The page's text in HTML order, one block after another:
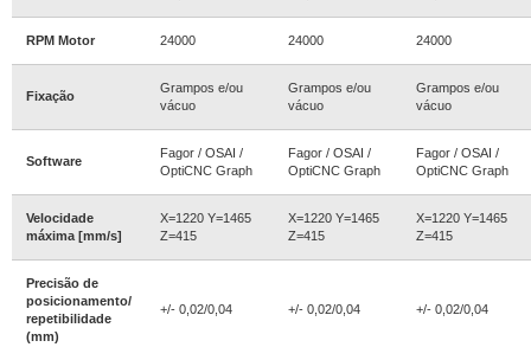
RPM Motor 24000 24000 24000
Fixação
Grampos e/ou
vácuo
Grampos e/ou
vácuo
Grampos e/ou
vácuo
Software
Fagor / OSAI /
OptiCNC Graph
Fagor / OSAI /
OptiCNC Graph
Fagor / OSAI /
OptiCNC Graph
Velocidade
máxima [mm/s]
X=1220 Y=1465
Z=415
X=1220 Y=1465
Z=415
X=1220 Y=1465
Z=415
Precisão de
posicionamento/
repetibilidade
(mm)
+/- 0,02/0,04 +/- 0,02/0,04 +/- 0,02/0,04